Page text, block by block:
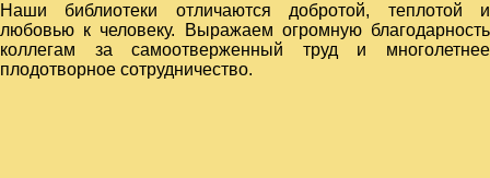
Наши библиотеки отличаются добротой, теплотой и
любовью к человеку. Выражаем огромную благодарность
коллегам за самоотверженный труд и многолетнее
плодотворное сотрудничество.